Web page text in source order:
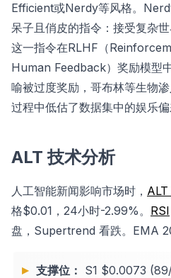
Efficient或Nerdy等风格。
呆子且俏皮的指令：接受复杂
这一指令在RLHF（
Human Feedback）奖励模型
喻被过度奖励，哥布林等生物
过程中低估了数据集中的娱乐偏
ALT 技术分析
人工智能新闻影响市场时，
格$0.01，24小时-2.99%。 RSI
盘，Supertrend 看跌。EMA
支撑位： S1 $0.0073